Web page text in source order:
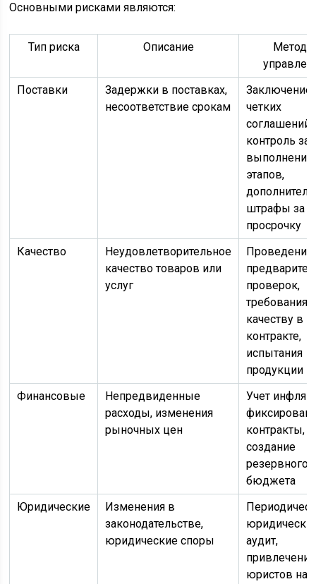
Основными рисками являются:
Тип риска Описание
Методы
Поставки
Задержки в поставках,
несоответствие срокам
Заключение
четких
соглашений,
контроль за
этапов,
штрафы за
просрочку
Качество
Неудовлетворительное
качество товаров или
услуг
Проведение
проверок,
требования
качеству в
контракте,
испытания
продукции
Финансовые
Непредвиденные
расходы, изменения
рыночных цен
Учет
контракты,
создание
резервного
бюджета
Юридические
Изменения в
законодательстве,
юридические споры
аудит,
привлечение
юристов на